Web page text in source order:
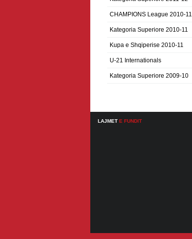
CHAMPIONS League 2010-11
Kategoria Superiore 2010-11
Kupa e Shqiperise 2010-11
U-21 Internationals
Kategoria Superiore 2009-10
LAJMET E FUNDIT